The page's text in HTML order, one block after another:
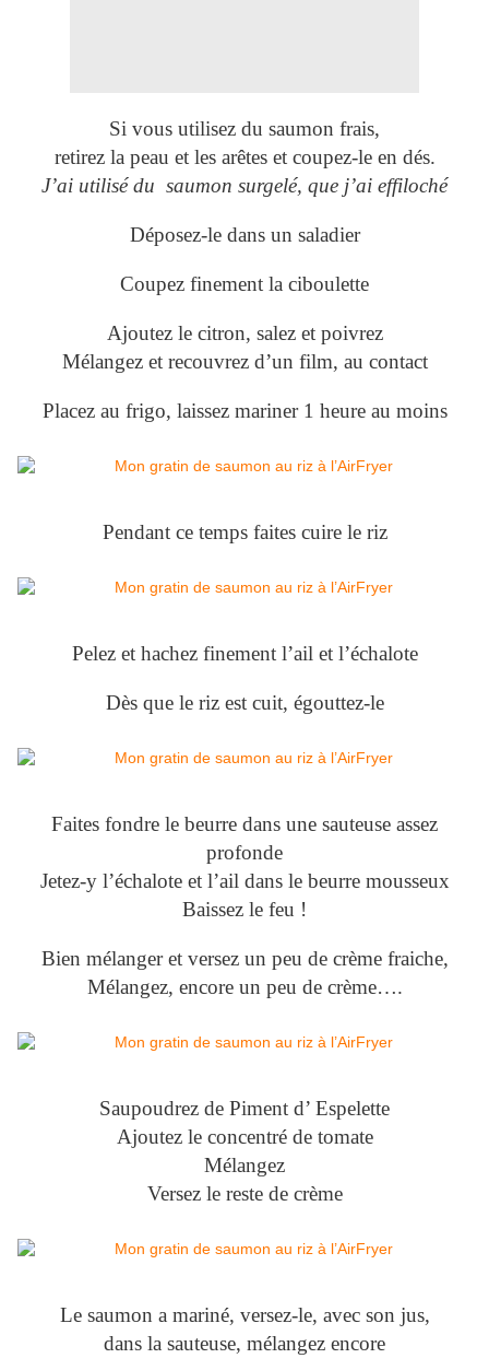
Si vous utilisez du saumon frais,
retirez la peau et les arêtes et coupez-le en dés.
J’ai utilisé du saumon surgelé, que j’ai effiloché
Déposez-le dans un saladier
Coupez finement la ciboulette
Ajoutez le citron, salez et poivrez
Mélangez et recouvrez d’un film, au contact
Placez au frigo, laissez mariner 1 heure au moins
Pendant ce temps faites cuire le riz
Pelez et hachez finement l’ail et l’échalote
Dès que le riz est cuit, égouttez-le
Faites fondre le beurre dans une sauteuse assez
profonde
Jetez-y l’échalote et l’ail dans le beurre mousseux
Baissez le feu !
Bien mélanger et versez un peu de crème fraiche,
Mélangez, encore un peu de crème….
Saupoudrez de Piment d’ Espelette
Ajoutez le concentré de tomate
Mélangez
Versez le reste de crème
Le saumon a mariné, versez-le, avec son jus,
dans la sauteuse, mélangez encore